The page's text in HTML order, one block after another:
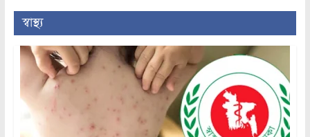
স্বাস্থ্য